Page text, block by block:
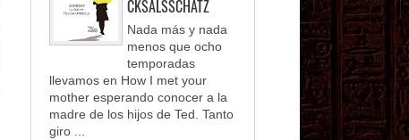
CKSALSSCHATZ
Nada más y nada
menos que ocho
temporadas
llevamos en How I met your
mother esperando conocer a la
madre de los hijos de Ted. Tanto
giro ...